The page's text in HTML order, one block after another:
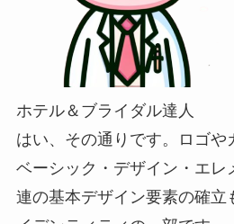
ホテル＆ブライダル達人
はい、その通りです。ロゴや
ベーシック・デザイン・エレ
連の基本デザイン要素の確立